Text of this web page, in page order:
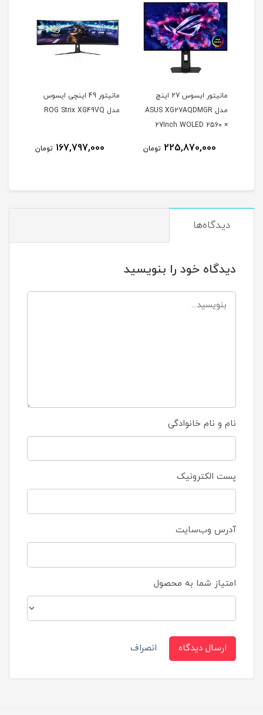
مانیتور ایسوس 27 اینچ
مدل ASUS XG27AQDMGR
27Inch WOLED 2560 ×
250Nits Matte ROG OLED
225,870,000 تومان
مانیتور 49 اینچی ایسوس
مدل ROG Strix XG49VQ
167,797,000 تومان
دیدگاه‌ها
دیدگاه خود را بنویسید
نام و نام خانوادگی
پست الکترونیک
آدرس وب‌سایت
امتیاز شما به محصول
ارسال دیدگاه انصراف